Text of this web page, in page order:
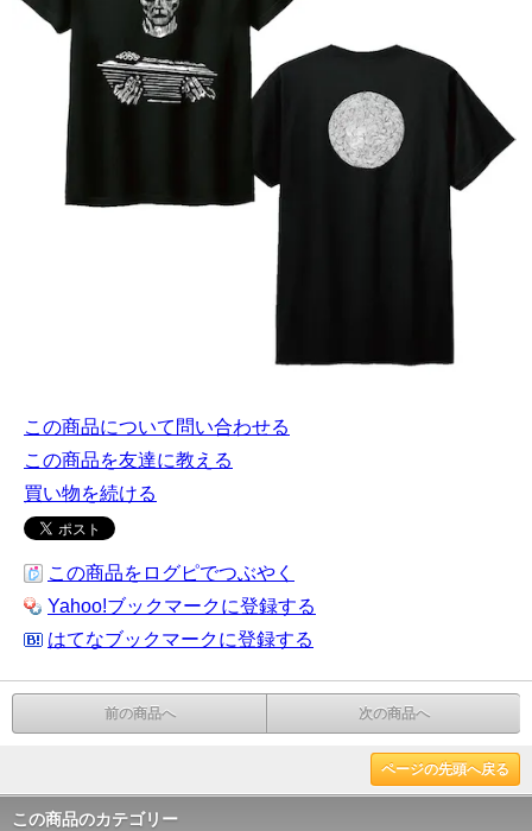
この商品について問い合わせる
この商品を友達に教える
買い物を続ける
この商品をログピでつぶやく
Yahoo!ブックマークに登録する
はてなブックマークに登録する
前の商品へ 次の商品へ
ページの先頭へ戻る
この商品のカテゴリー